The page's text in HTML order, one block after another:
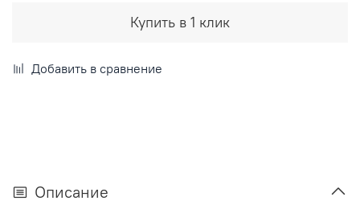
Купить в 1 клик
Добавить в сравнение
Описание